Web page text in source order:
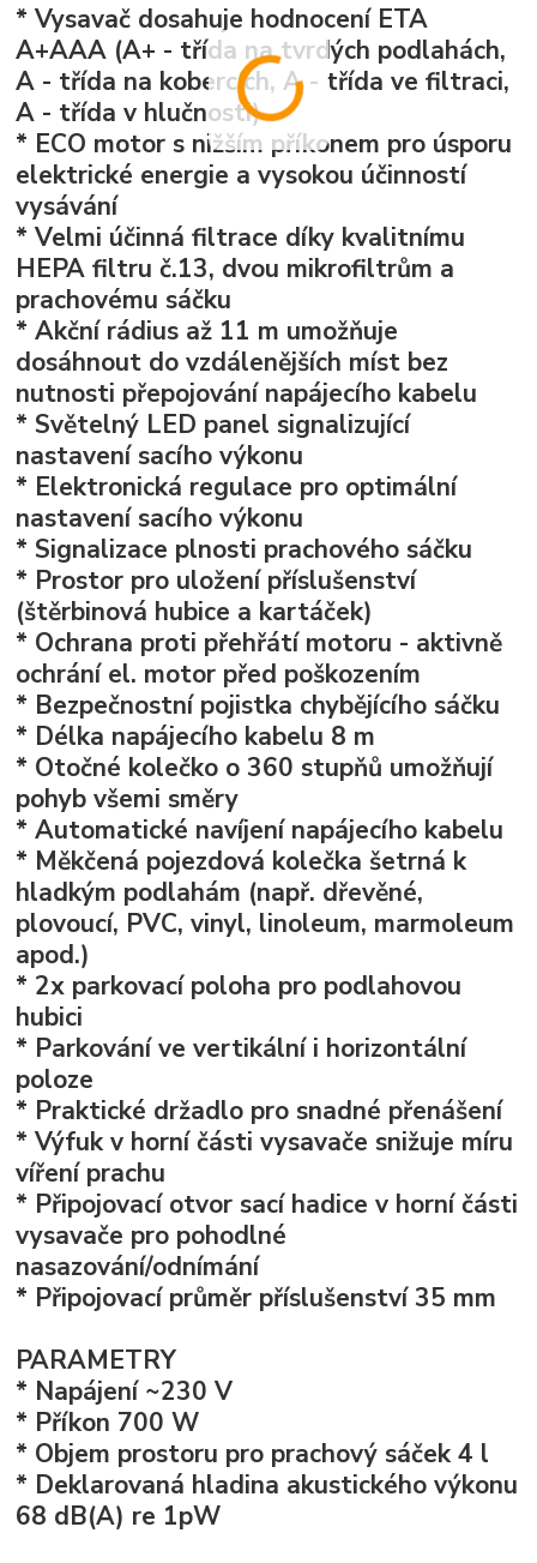
* Vysavač dosahuje hodnocení ETA
A+AAA (A+ - třída na tvrdých podlahách,
A - třída na kobercích, A - třída ve filtraci,
A - třída v hlučnosti)
* ECO motor s nižším příkonem pro úsporu
elektrické energie a vysokou účinností
vysávání
* Velmi účinná filtrace díky kvalitnímu
HEPA filtru č.13, dvou mikrofiltrům a
prachovému sáčku
* Akční rádius až 11 m umožňuje
dosáhnout do vzdálenějších míst bez
nutnosti přepojování napájecího kabelu
* Světelný LED panel signalizující
nastavení sacího výkonu
* Elektronická regulace pro optimální
nastavení sacího výkonu
* Signalizace plnosti prachového sáčku
* Prostor pro uložení příslušenství
(štěrbinová hubice a kartáček)
* Ochrana proti přehřátí motoru - aktivně
ochrání el. motor před poškozením
* Bezpečnostní pojistka chybějícího sáčku
* Délka napájecího kabelu 8 m
* Otočné kolečko o 360 stupňů umožňují
pohyb všemi směry
* Automatické navíjení napájecího kabelu
* Měkčená pojezdová kolečka šetrná k
hladkým podlahám (např. dřevěné,
plovoucí, PVC, vinyl, linoleum, marmoleum
apod.)
* 2x parkovací poloha pro podlahovou
hubici
* Parkování ve vertikální i horizontální
poloze
* Praktické držadlo pro snadné přenášení
* Výfuk v horní části vysavače snižuje míru
víření prachu
* Připojovací otvor sací hadice v horní části
vysavače pro pohodlné
nasazování/odnímání
* Připojovací průměr příslušenství 35 mm
PARAMETRY
* Napájení ~230 V
* Příkon 700 W
* Objem prostoru pro prachový sáček 4 l
* Deklarovaná hladina akustického výkonu
68 dB(A) re 1pW